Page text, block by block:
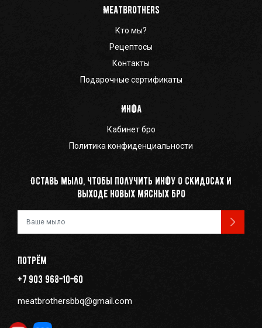
Meatbrothers
Кто мы?
Рецептосы
Контакты
Подарочные сертификаты
Инфа
Кабинет бро
Политика конфиденциальности
Оставь мыло, чтобы получить инфу о скидосах и
выходе новых мясных бро
Потрём
+7 903 968-10-60
meatbrothersbbq@gmail.com